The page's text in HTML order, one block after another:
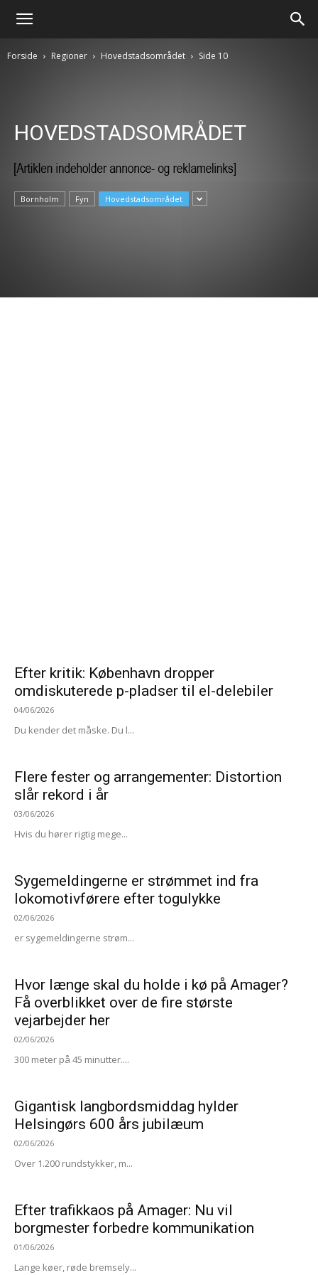
Forside Regioner Hovedstadsområdet Side 10
HOVEDSTADSOMRÅDET
Bornholm Fyn Hovedstadsområdet
Efter kritik: København dropper
omdiskuterede p-pladser til el-delebiler
04/06/2026
Du kender det måske. Du l...
Flere fester og arrangementer: Distortion
slår rekord i år
03/06/2026
Hvis du hører rigtig mege...
Sygemeldingerne er strømmet ind fra
lokomotivførere efter togulykke
02/06/2026
er sygemeldingerne strøm...
Hvor længe skal du holde i kø på Amager?
Få overblikket over de fire største
vejarbejder her
02/06/2026
300 meter på 45 minutter....
Gigantisk langbordsmiddag hylder
Helsingørs 600 års jubilæum
02/06/2026
Over 1.200 rundstykker, m...
Efter trafikkaos på Amager: Nu vil
borgmester forbedre kommunikation
01/06/2026
Lange køer, røde bremsely...